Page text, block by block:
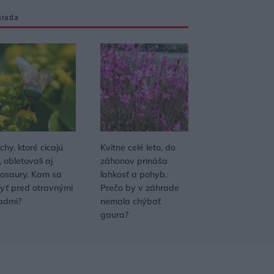
ktoré cicajú
obletovali aj
Kam sa
pred otravnými
Kvitne celé leto, do
záhonov prináša
ľahkosť a pohyb.
Prečo by v záhrade
nemala chýbať
gaura?